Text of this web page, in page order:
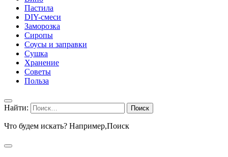
Пастила
DIY-смеси
Заморозка
Сиропы
Соусы и заправки
Сушка
Хранение
Советы
Польза
Найти:
Что будем искать? Например,Поиск